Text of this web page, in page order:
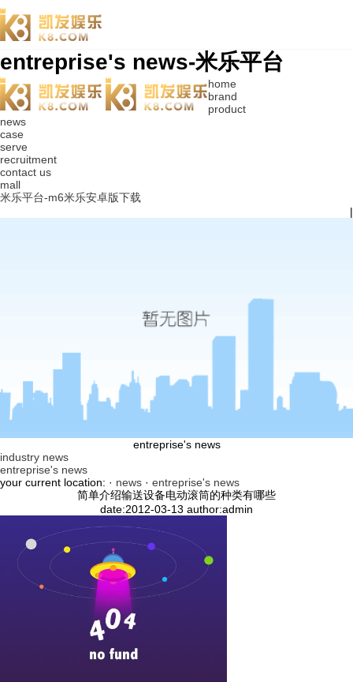
entreprise's news-米乐平台
home
brand
product
news
case
serve
recruitment
contact us
mall
米乐平台-m6米乐安卓版下载
|
entreprise's news
industry news
entreprise's news
your current location: · news · entreprise's news
简单介绍输送设备电动滚筒的种类有哪些
date:2012-03-13 author:admin